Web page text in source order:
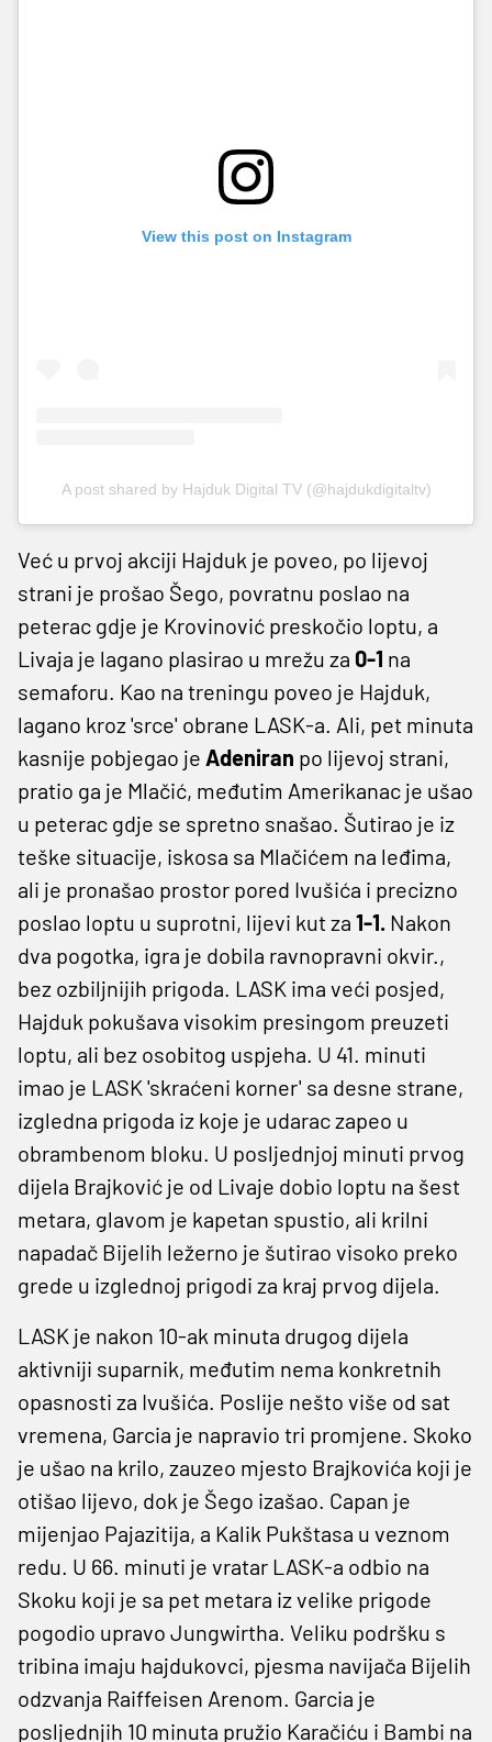
View this post on Instagram
A post shared by Hajduk Digital TV (@hajdukdigitaltv)
Već u prvoj akciji Hajduk je poveo, po lijevoj
strani je prošao Šego, povratnu poslao na
peterac gdje je Krovinović preskočio loptu, a
Livaja je lagano plasirao u mrežu za 0-1 na
semaforu. Kao na treningu poveo je Hajduk,
lagano kroz 'srce' obrane LASK-a. Ali, pet minuta
kasnije pobjegao je Adeniran po lijevoj strani,
pratio ga je Mlačić, međutim Amerikanac je ušao
u peterac gdje se spretno snašao. Šutirao je iz
teške situacije, iskosa sa Mlačićem na leđima,
ali je pronašao prostor pored Ivušića i precizno
poslao loptu u suprotni, lijevi kut za 1-1. Nakon
dva pogotka, igra je dobila ravnopravni okvir.,
bez ozbiljnijih prigoda. LASK ima veći posjed,
Hajduk pokušava visokim presingom preuzeti
loptu, ali bez osobitog uspjeha. U 41. minuti
imao je LASK 'skraćeni korner' sa desne strane,
izgledna prigoda iz koje je udarac zapeo u
obrambenom bloku. U posljednjoj minuti prvog
dijela Brajković je od Livaje dobio loptu na šest
metara, glavom je kapetan spustio, ali krilni
napadač Bijelih ležerno je šutirao visoko preko
grede u izglednoj prigodi za kraj prvog dijela.
LASK je nakon 10-ak minuta drugog dijela
aktivniji suparnik, međutim nema konkretnih
opasnosti za Ivušića. Poslije nešto više od sat
vremena, Garcia je napravio tri promjene. Skoko
je ušao na krilo, zauzeo mjesto Brajkovića koji je
otišao lijevo, dok je Šego izašao. Capan je
mijenjao Pajazitija, a Kalik Pukštasa u veznom
redu. U 66. minuti je vratar LASK-a odbio na
Skoku koji je sa pet metara iz velike prigode
pogodio upravo Jungwirtha. Veliku podršku s
tribina imaju hajdukovci, pjesma navijača Bijelih
odzvanja Raiffeisen Arenom. Garcia je
posljednjih 10 minuta pružio Karačiću i Bambi na